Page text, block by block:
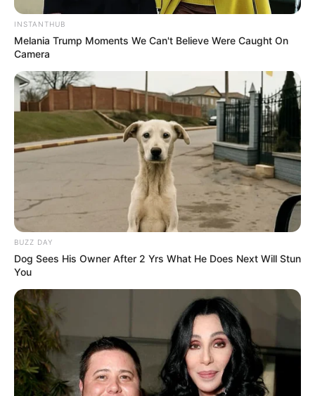
astucia con la que maneja su
imagen y la intriga terrible que
desgarra el alma de sus
seguidores te demuestra por qué
sigue siendo la reina absoluta. La
atmósfera aquí afuera en las
plataformas está tan densa que
verdaderamente se puede cortar
con un cuchillo de la pura
expectación por saber la verdad
oculta”
, relató con profunda
consternación un reconocido
crítico de televisión desde el
anonimato estratégico.
Ante el brutal impacto del posteo, los altos
mandos de su equipo de relaciones públicas
intentan canalizar la ola de interacciones a
contrarreloj bajo un estricto recelo legal,
INSTANTHUB
Melania Trump Moments We Can't Believe Were Caught On
Camera
BUZZ DAY
Dog Sees His Owner After 2 Yrs What He Does Next Will Stun
You